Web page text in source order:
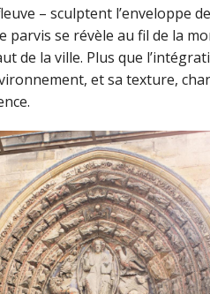
– sculptent l’enveloppe
parvis se révèle au fil de la
de la ville. Plus que
et sa texture,